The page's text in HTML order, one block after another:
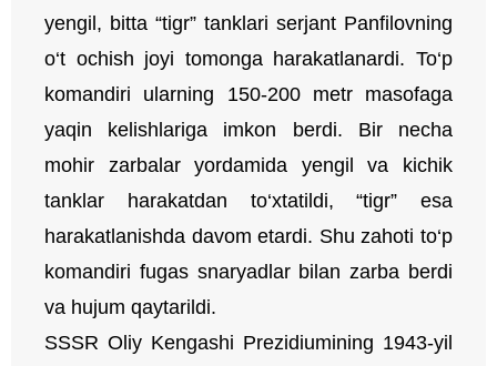
yengil, bitta “tigr” tanklari serjant Panfilovning
o‘t ochish joyi tomonga harakatlanardi. To‘p
komandiri ularning 150-200 metr masofaga
yaqin kelishlariga imkon berdi. Bir necha
mohir zarbalar yordamida yengil va kichik
tanklar harakatdan to‘xtatildi, “tigr” esa
harakatlanishda davom etardi. Shu zahoti to‘p
komandiri fugas snaryadlar bilan zarba berdi
va hujum qaytarildi.
SSSR Oliy Kengashi Prezidiumining 1943-yil